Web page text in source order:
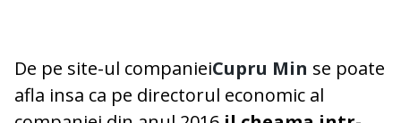
De pe site-ul companieiCupru Min se poate
afla insa ca pe directorul economic al